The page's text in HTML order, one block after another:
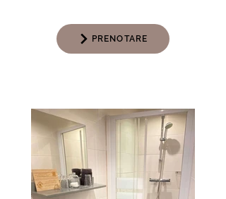
PRENOTARE